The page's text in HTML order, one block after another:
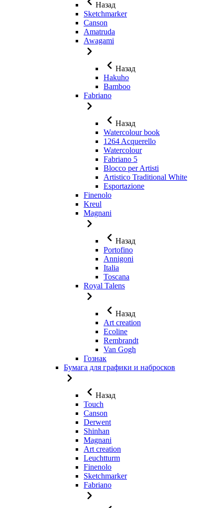
Назад
Sketchmarker
Canson
Amatruda
Awagami
Назад
Hakuho
Bamboo
Fabriano
Назад
Watercolour book
1264 Acquerello
Watercolour
Fabriano 5
Blocco per Artisti
Artistico Traditional White
Esportazione
Finenolo
Kreul
Magnani
Назад
Portofino
Annigoni
Italia
Toscana
Royal Talens
Назад
Art creation
Ecoline
Rembrandt
Van Gogh
Гознак
Бумага для графики и набросков
Назад
Touch
Canson
Derwent
Shinhan
Magnani
Art creation
Leuchtturm
Finenolo
Sketchmarker
Fabriano